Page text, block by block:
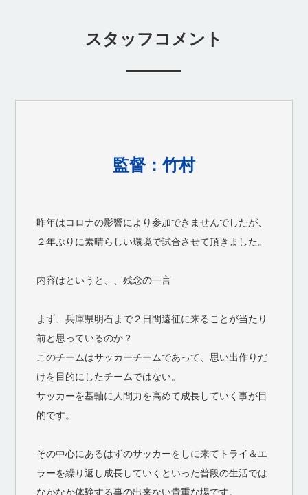
スタッフコメント
監督：竹村
昨年はコロナの影響により参加できませんでしたが、
２年ぶりに素晴らしい環境で試合させて頂きました。
内容はというと、、残念の一言
まず、兵庫県明石まで２日間遠征に来ることが当たり
前と思っているのか？
このチームはサッカーチームであって、思い出作りだ
けを目的にしたチームではない。
サッカーを基軸に人間力を高めて成長していく事が目
的です。
その中心にあるはずのサッカーをしに来てトライ＆エ
ラーを繰り返し成長していくといった普段の生活では
なかなか体験する事の出来ない貴重な場です。